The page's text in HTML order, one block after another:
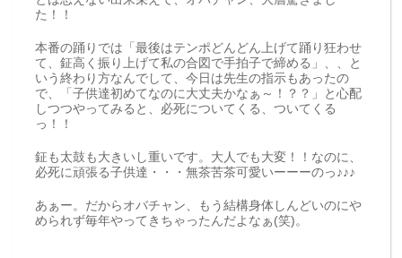
た！！
本番の踊りでは「最後はテンポどんどん上げて踊り狂わせ
て、鉦高く振り上げて私の合図で手拍子で締める」、、と
いう終わり方なんでして、今日は先生の指示もあったの
で、「子供達初めてなのに大丈夫かなぁ～！？？」と心配
しつつやってみると、必死についてくる、ついてくる
っ！！
鉦も太鼓も大きいし重いです。大人でも大変！！なのに、
必死に頑張る子供達・・・無茶苦茶可愛いーーーのっ♪♪♪
あぁー。だからオバチャン、もう結構身体しんどいのにや
められず毎年やってきちゃったんだよなぁ(笑)。